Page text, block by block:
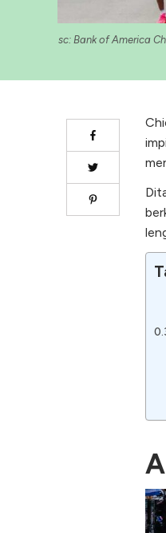
sc: Bank of America